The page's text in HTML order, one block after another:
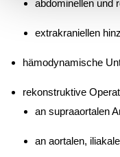
abdominellen und
extrakraniellen
hämodynamische
rekonstruktive
an supraaortalen
an aortalen,